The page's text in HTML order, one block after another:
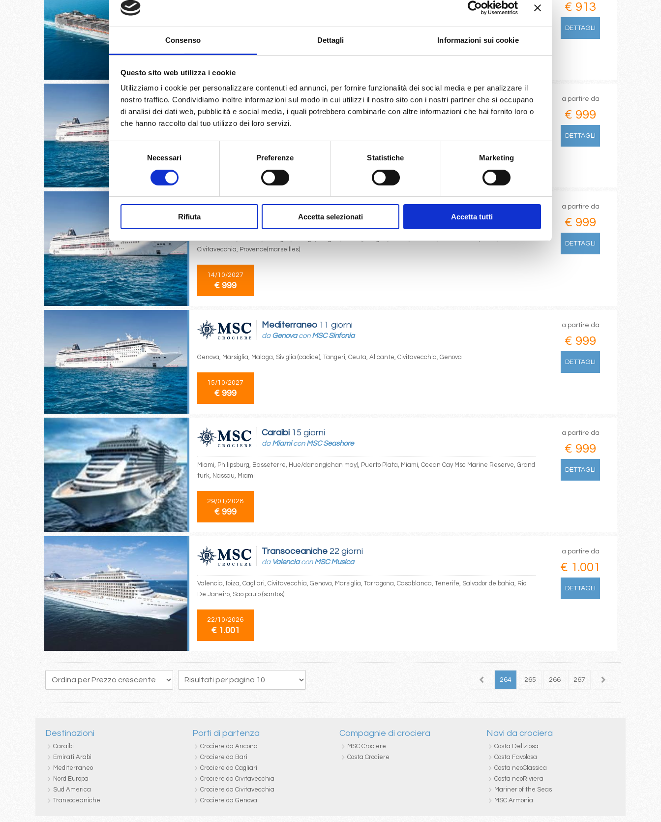
Consenso Dettagli Informazioni sui cookie
Questo sito web utilizza i cookie
Utilizziamo i cookie per personalizzare contenuti ed annunci, per fornire funzionalità dei social media e per analizzare il
nostro traffico. Condividiamo inoltre informazioni sul modo in cui utilizzi il nostro sito con i nostri partner che si occupano
di analisi dei dati web, pubblicità e social media, i quali potrebbero combinarle con altre informazioni che hai fornito loro o
che hanno raccolto dal tuo utilizzo dei loro servizi.
Selezione
del
consenso
Necessari Preferenze Statistiche Marketing
Rifiuta Accetta selezionati Accetta tutti
€ 913
DETTAGLI
Mediterraneo11 giorni
daAlicanteconMSC Sinfonia
a partire da
€ 999
DETTAGLI
Mediterraneo11 giorni
CivitavecchiaconMSC Sinfonia
Civitavecchia, Provence(marseilles)
14/10/2027
€ 999
a partire da
€ 999
DETTAGLI
Mediterraneo 11 giorni
da Genovacon MSC Sinfonia
Genova, Marsiglia, Malaga, Siviglia (cadice), Tangeri, Ceuta, Alicante, Civitavecchia, Genova
15/10/2027
€ 999
a partire da
€ 999
DETTAGLI
Caraibi 15 giorni
da Miamicon MSC Seashore
Miami, Philipsburg, Basseterre, Hue/danang(chan may), Puerto Plata, Miami, Ocean Cay Msc Marine Reserve, Grand
turk, Nassau, Miami
29/01/2028
€ 999
a partire da
€ 999
DETTAGLI
Transoceaniche 22 giorni
da Valenciacon MSC Musica
Valencia, Ibiza, Cagliari, Civitavecchia, Genova, Marsiglia, Tarragona, Casablanca, Tenerife, Salvador de bahia, Rio
De Janeiro, Sao paulo (santos)
22/10/2026
€ 1.001
a partire da
€ 1.001
DETTAGLI
246 247 248 249 250 251 252 253 254 256 263 264 265 266 267 268
Destinazioni
Caraibi
Emirati Arabi
Mediterraneo
Nord Europa
Sud America
Transoceaniche
Porti di partenza
Crociere da Ancona
Crociere da Bari
Crociere da Cagliari
Crociere da Civitavecchia
Crociere da Civitavecchia
Crociere da Genova
Compagnie di crociera
MSC Crociere
Costa Crociere
Navi da crociera
Costa Deliziosa
Costa Favolosa
Costa neoClassica
Costa neoRiviera
Mariner of the Seas
MSC Armonia